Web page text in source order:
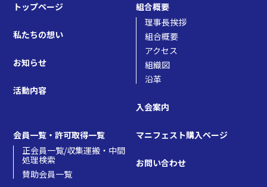
トップページ
私たちの想い
お知らせ
活動内容
組合概要
理事長挨拶
組合概要
アクセス
組織図
沿革
入会案内
会員一覧・許可取得一覧
正会員一覧/収集運搬・中間
処理検索
賛助会員一覧
マニフェスト購入ページ
お問い合わせ